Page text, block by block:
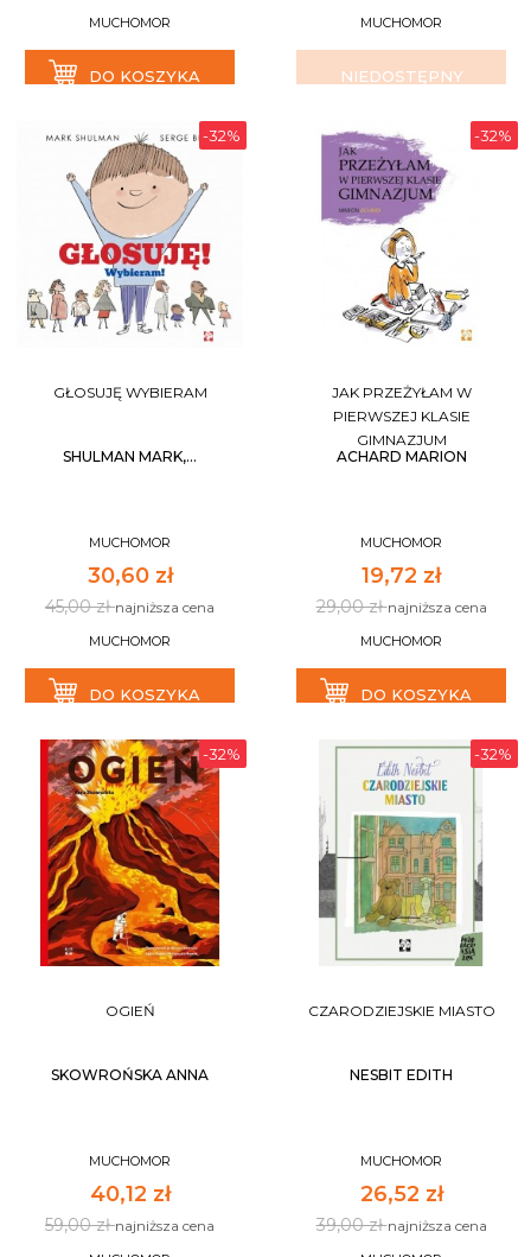
MUCHOMOR
DO KOSZYKA
MUCHOMOR
NIEDOSTĘPNY
-32%
GŁOSUJĘ WYBIERAM
SHULMAN MARK,...
MUCHOMOR
30,60 zł
45,00 złnajniższa cena
MUCHOMOR
DO KOSZYKA
-32%
JAK PRZEŻYŁAM W
PIERWSZEJ KLASIE
GIMNAZJUM
ACHARD MARION
MUCHOMOR
19,72 zł
29,00 złnajniższa cena
MUCHOMOR
DO KOSZYKA
-32%
OGIEŃ
SKOWROŃSKA ANNA
MUCHOMOR
40,12 zł
59,00 złnajniższa cena
-32%
CZARODZIEJSKIE MIASTO
NESBIT EDITH
MUCHOMOR
26,52 zł
39,00 złnajniższa cena